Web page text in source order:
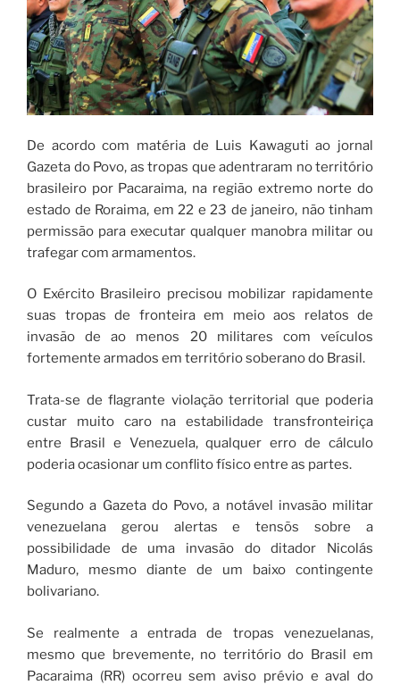
De acordo com matéria de Luis Kawaguti ao jornal
Gazeta do Povo, as tropas que adentraram no território
brasileiro por Pacaraima, na região extremo norte do
estado de Roraima, em 22 e 23 de janeiro, não tinham
permissão para executar qualquer manobra militar ou
trafegar com armamentos.
O Exército Brasileiro precisou mobilizar rapidamente
suas tropas de fronteira em meio aos relatos de
invasão de ao menos 20 militares com veículos
fortemente armados em território soberano do Brasil.
Trata-se de flagrante violação territorial que poderia
custar muito caro na estabilidade transfronteiriça
entre Brasil e Venezuela, qualquer erro de cálculo
poderia ocasionar um conflito físico entre as partes.
Segundo a Gazeta do Povo, a notável invasão militar
venezuelana gerou alertas e tensõs sobre a
possibilidade de uma invasão do ditador Nicolás
Maduro, mesmo diante de um baixo contingente
bolivariano.
Se realmente a entrada de tropas venezuelanas,
mesmo que brevemente, no território do Brasil em
Pacaraima (RR) ocorreu sem aviso prévio e aval do